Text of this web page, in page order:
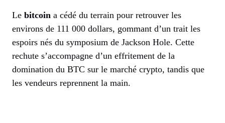
Le bitcoin a cédé du terrain pour retrouver les
environs de 111 000 dollars, gommant d’un trait les
espoirs nés du symposium de Jackson Hole. Cette
rechute s’accompagne d’un effritement de la
domination du BTC sur le marché crypto, tandis que
les vendeurs reprennent la main.